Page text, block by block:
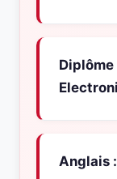
Anglais